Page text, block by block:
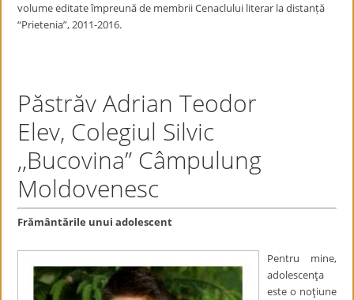
volume editate împreună de membrii Cenaclului literar la distanță
“Prietenia”, 2011-2016.
Păstrăv Adrian Teodor
Elev, Colegiul Silvic
,,Bucovina” Câmpulung
Moldovenesc
Frământările unui adolescent
Pentru mine,
adolescenţa
este o noţiune